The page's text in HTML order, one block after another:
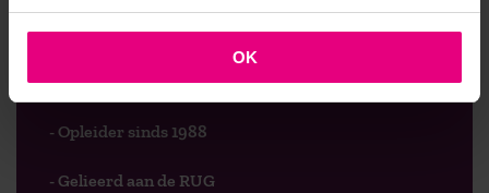
OK
AOG School Of Management
- Opleider sinds 1988
- Gelieerd aan de RUG